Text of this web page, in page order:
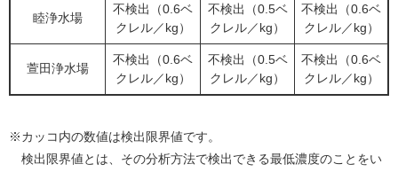
睦浄水場
不検出（0.6ベ
クレル／kg）
不検出（0.5ベ
クレル／kg）
不検出（0.6ベ
クレル／kg）
萱田浄水場
不検出（0.6ベ
クレル／kg）
不検出（0.5ベ
クレル／kg）
不検出（0.6ベ
クレル／kg）
※カッコ内の数値は検出限界値です。
検出限界値とは、その分析方法で検出できる最低濃度のことをい